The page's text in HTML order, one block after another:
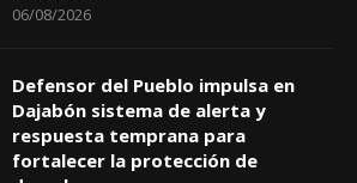
06/08/2026
Defensor del Pueblo impulsa en
Dajabón sistema de alerta y
respuesta temprana para
fortalecer la protección de